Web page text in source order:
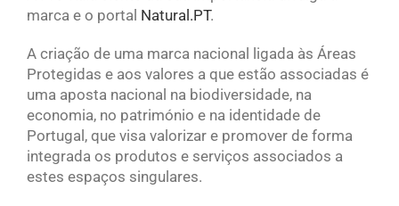
marca e o portal Natural.PT.
A criação de uma marca nacional ligada às Áreas
Protegidas e aos valores a que estão associadas é
uma aposta nacional na biodiversidade, na
economia, no património e na identidade de
Portugal, que visa valorizar e promover de forma
integrada os produtos e serviços associados a
estes espaços singulares.